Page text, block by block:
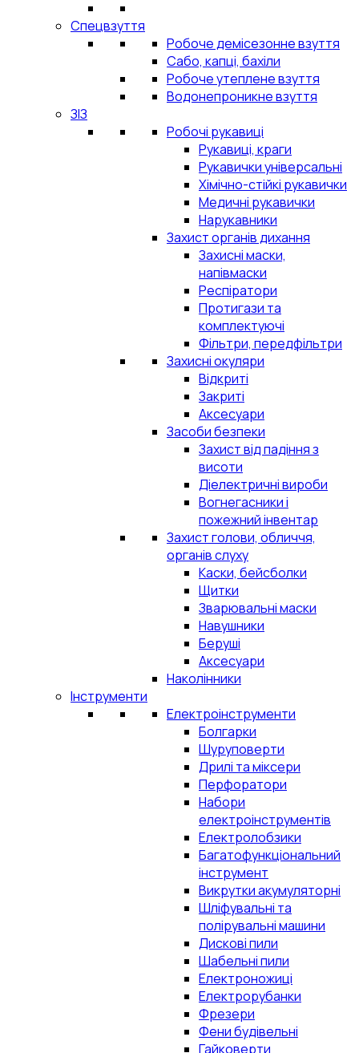
Спецвзуття
Робоче демісезонне взуття
Сабо, капці, бахіли
Робоче утеплене взуття
Водонепроникне взуття
ЗІЗ
Робочі рукавиці
Рукавиці, краги
Рукавички універсальні
Хімічно-стійкі рукавички
Медичні рукавички
Нарукавники
Захист органів дихання
Захисні маски,
напівмаски
Респіратори
Протигази та
комплектуючі
Фільтри, передфільтри
Захисні окуляри
Відкриті
Закриті
Аксесуари
Засоби безпеки
Захист від падіння з
висоти
Діелектричні вироби
Вогнегасники і
пожежний інвентар
Захист голови, обличчя,
органів слуху
Каски, бейсболки
Щитки
Зварювальні маски
Навушники
Беруші
Аксесуари
Наколінники
Інструменти
Електроінструменти
Болгарки
Шуруповерти
Дрилі та міксери
Перфоратори
Набори
електроінструментів
Електролобзики
Багатофункціональний
інструмент
Викрутки акумуляторні
Шліфувальні та
полірувальні машини
Дискові пили
Шабельні пили
Електроножиці
Електрорубанки
Фрезери
Фени будівельні
Гайковерти